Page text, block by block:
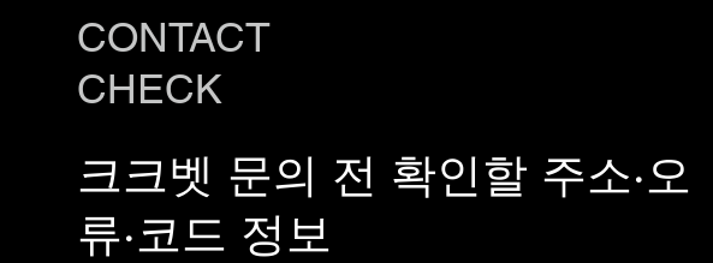
CONTACT
CHECK
크크벳 문의 전 확인할 주소·오
류·코드 정보